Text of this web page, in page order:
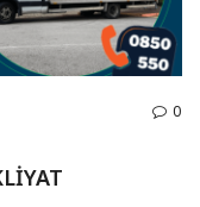
0